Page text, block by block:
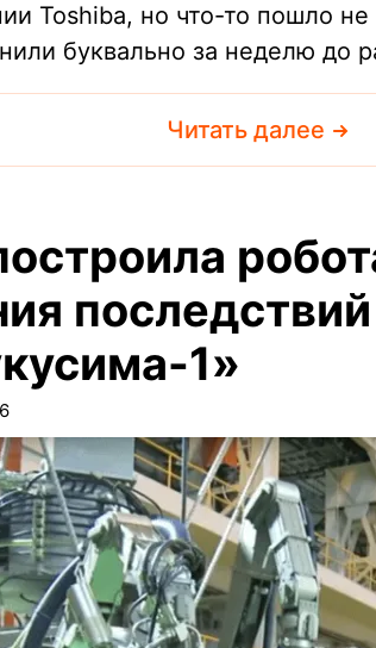
Toshiba, но что-то пошло
буквально за неделю до
Читать далее
1»